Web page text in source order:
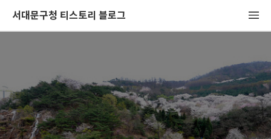
서대문구청 티스토리 블로그